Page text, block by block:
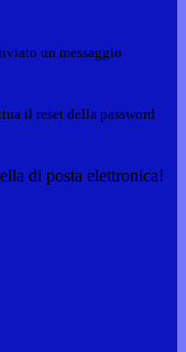
un messaggio
il reset della password
di posta elettronica!